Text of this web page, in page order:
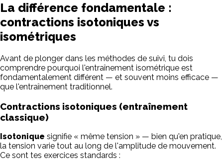
La différence fondamentale :
contractions isotoniques vs
isométriques
Avant de plonger dans les méthodes de suivi, tu dois
comprendre pourquoi l'entraînement isométrique est
fondamentalement différent — et souvent moins efficace —
que l'entraînement traditionnel.
Contractions isotoniques (entraînement
classique)
Isotonique signifie « même tension » — bien qu'en pratique,
la tension varie tout au long de l'amplitude de mouvement.
Ce sont tes exercices standards :